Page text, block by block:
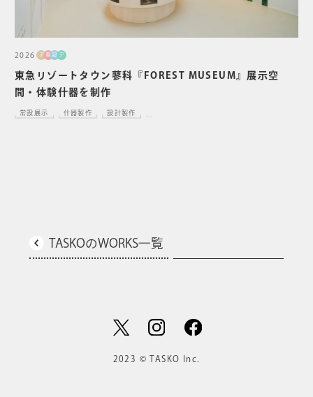
東急リゾートタウン蓼科『FOREST MUSEUM』展示空
間・体験什器を制作
2026 デ 美設 デ
常設展示 什器製作 設計製作
TASKOのWORKS一覧
2023 © TASKO Inc.